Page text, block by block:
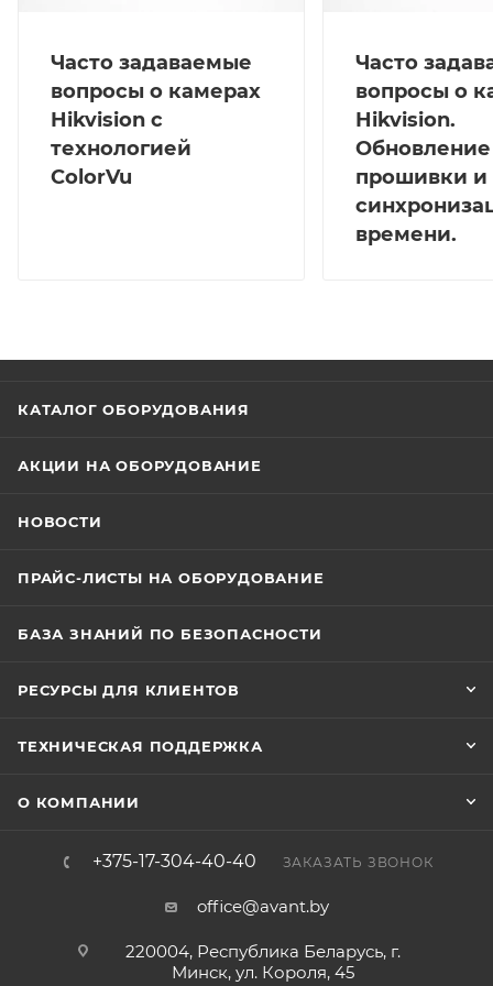
Часто задаваемые
вопросы о камерах
Hikvision с
технологией
ColorVu
Часто
вопросы о
Hikvision.
Обновление
прошивки и
времени.
КАТАЛОГ ОБОРУДОВАНИЯ
АКЦИИ НА ОБОРУДОВАНИЕ
НОВОСТИ
ПРАЙС-ЛИСТЫ НА ОБОРУДОВАНИЕ
БАЗА ЗНАНИЙ ПО БЕЗОПАСНОСТИ
РЕСУРСЫ ДЛЯ КЛИЕНТОВ
ТЕХНИЧЕСКАЯ ПОДДЕРЖКА
О КОМПАНИИ
+375-17-304-40-40 ЗАКАЗАТЬ ЗВОНОК
office@avant.by
220004, Республика Беларусь, г.
Минск, ул. Короля, 45